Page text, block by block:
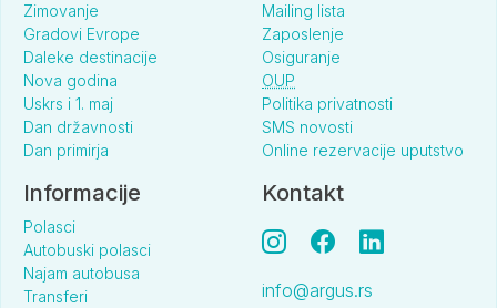
Zimovanje
Gradovi Evrope
Daleke destinacije
Nova godina
Uskrs i 1. maj
Dan državnosti
Dan primirja
Mailing lista
Zaposlenje
Osiguranje
OUP
Politika privatnosti
SMS novosti
Online rezervacije uputstvo
Informacije
Polasci
Autobuski polasci
Najam autobusa
Transferi
Kontakt
info@argus.rs